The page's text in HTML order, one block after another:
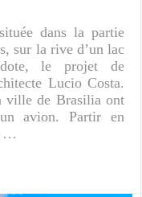
dans la partie
sur la rive d’un lac
le projet de
Lucio Costa.
ville de Brasilia ont
avion. Partir en
…